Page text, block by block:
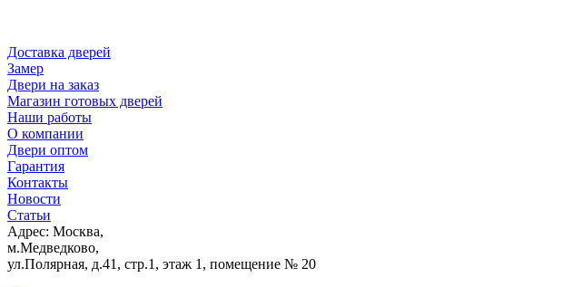
Доставка дверей
Замер
Двери на заказ
Магазин готовых дверей
Наши работы
О компании
Двери оптом
Гарантия
Контакты
Новости
Статьи
Адрес: Москва,
м.Медведково,
ул.Полярная, д.41, стр.1, этаж 1, помещение № 20